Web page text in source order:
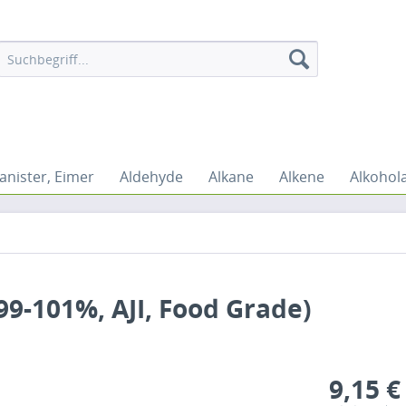
Eimer Aldehyde Alkane Alkene
101%, AJI, Food Grade)
9,15